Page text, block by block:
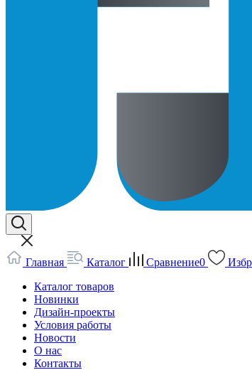
Главная Каталог Сравнение0
Каталог товаров
Новинки
Дизайн-проекты
Условия работы
Новости
О нас
Контакты